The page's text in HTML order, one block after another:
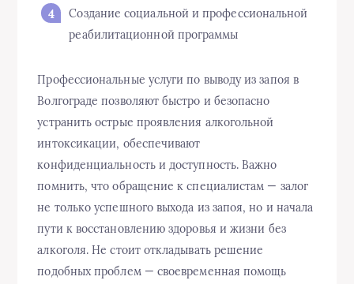
Создание социальной и профессиональной
реабилитационной программы
Профессиональные услуги по выводу из запоя в
Волгограде позволяют быстро и безопасно
устранить острые проявления алкогольной
интоксикации, обеспечивают
конфиденциальность и доступность. Важно
помнить, что обращение к специалистам — залог
не только успешного выхода из запоя, но и начала
пути к восстановлению здоровья и жизни без
алкоголя. Не стоит откладывать решение
подобных проблем — своевременная помощь